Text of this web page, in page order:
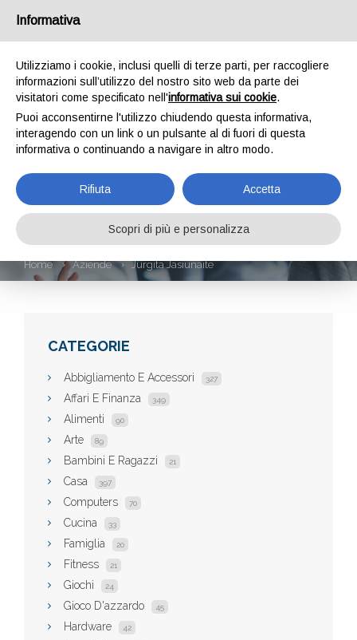
JURGITA
JASIUNAITE
Home Aziende Jurgita Jasiunaite
CATEGORIE
Abbigliamento E Accessori 327
Affari E Finanza 349
Alimenti 90
Arte 89
Bambini E Ragazzi 21
Casa 397
Computers 70
Cucina 33
Famiglia 20
Fitness 21
Giochi 24
Gioco D'azzardo 45
Hardware 42
Informativa
Utilizziamo i cookie, inclusi quelli di terze parti, per raccogliere
informazioni sull’utilizzo del nostro sito web da parte dei
visitatori come specificato nell'informativa sui cookie.
Puoi acconsentirne l'utilizzo chiudendo questa informativa,
interagendo con un link o un pulsante al di fuori di questa
informativa o continuando a navigare in altro modo.
Rifiuta Accetta
Scopri di più e personalizza